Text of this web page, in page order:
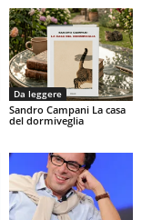
Da leggere
Sandro Campani La casa
del dormiveglia